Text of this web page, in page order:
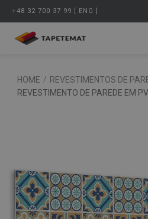
+48 32 700 37 99 [ ENG ]
HOME / REVESTIMENTOS DE
REVESTIMENTO DE PAREDE EM